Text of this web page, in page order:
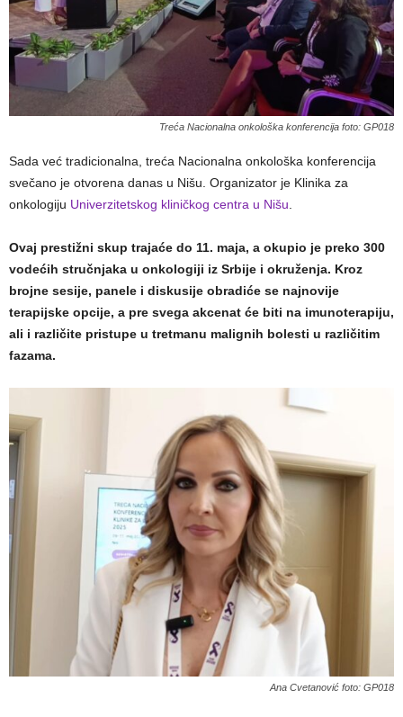
Treća Nacionalna onkološka konferencija foto: GP018
Sada već tradicionalna, treća Nacionalna onkološka konferencija
svečano je otvorena danas u Nišu. Organizator je Klinika za
onkologiju Univerzitetskog kliničkog centra u Nišu
Ovaj prestižni skup trajaće do 11. maja, a okupio je preko 300
vodećih stručnjaka u onkologiji iz Srbije i okruženja. Kroz
brojne sesije, panele i diskusije obradiće se najnovije
terapijske opcije, a pre svega akcenat će biti na imunoterapiju,
ali i različite pristupe u tretmanu malignih bolesti u različitim
fazama.
Ana Cvetanović foto: GP018